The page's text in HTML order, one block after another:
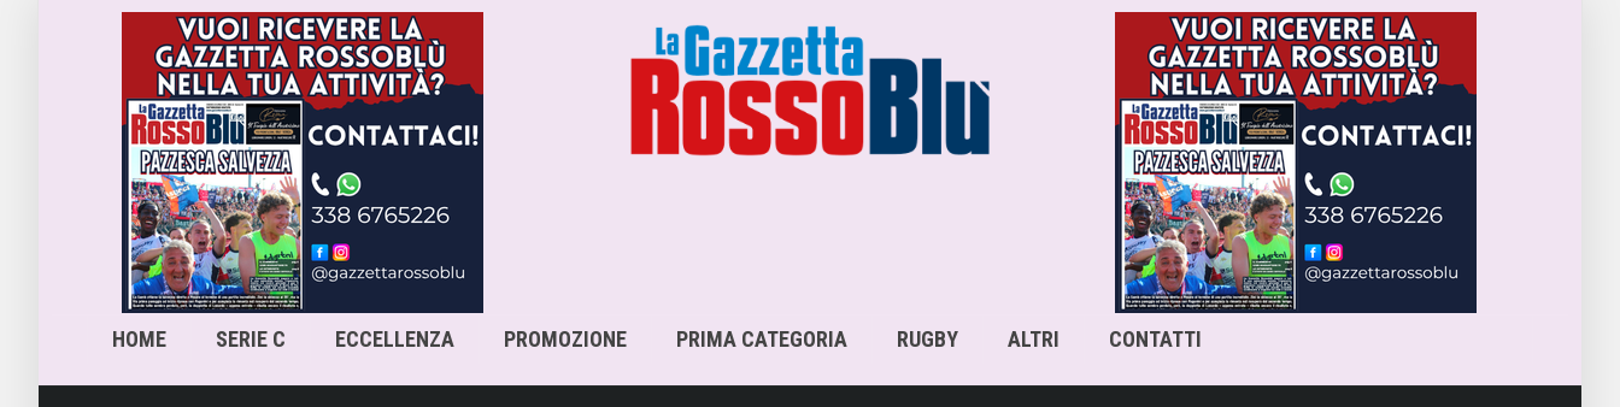
HOME SERIE C ECCELLENZA PROMOZIONE PRIMA CATEGORIA RUGBY ALTRI CONTATTI